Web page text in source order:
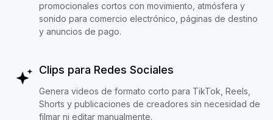
promocionales cortos con movimiento, atmósfera y
sonido para comercio electrónico, páginas de destino
y anuncios de pago.
Clips para Redes Sociales
Genera videos de formato corto para TikTok, Reels,
Shorts y publicaciones de creadores sin necesidad de
filmar ni editar manualmente.